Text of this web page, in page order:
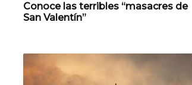
Conoce las terribles “masacres de
San Valentín”